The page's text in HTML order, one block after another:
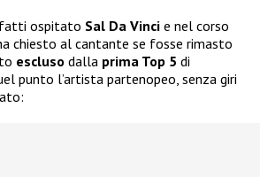
ospitato Sal Da Vinci e nel corso
chiesto al cantante se fosse rimasto
escluso dalla prima Top 5 di
punto l’artista partenopeo, senza giri